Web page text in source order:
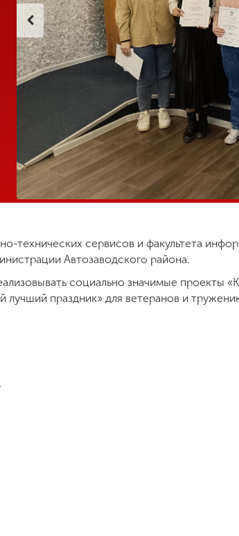
технических сервисов и факультета
Автозаводского района.
социально значимые проекты
праздник» для ветеранов и